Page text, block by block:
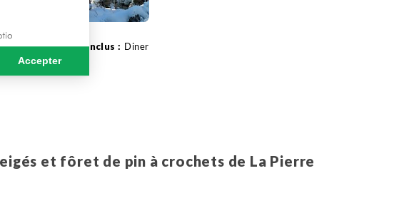
Accepter
vos Options
de gérer vos paramètres de confidentialité, en garantissant la conformité avec
Diner
, 55km
et fôret de pin à crochets de La Pierre